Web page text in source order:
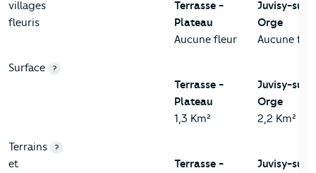
villages
fleuris
Terrasse -
Plateau
Aucune fleur
Juvisy-sur-
Orge
Aucune
Surface ?
Terrasse -
Plateau
1,3 Km²
Juvisy-sur-
Orge
2,2 Km²
Terrains
et
?
Terrasse -
Juvisy-sur-